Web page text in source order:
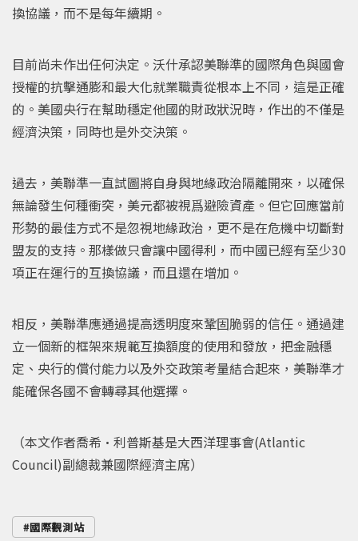
換協議，而不是每年續期。
目前尚未作出任何決定。沃什承認美聯準的國際角色與國會
授權的抗擊通膨和最大化就業職責從根本上不同，這是正確
的。美國央行在幫助穩定他國的財政狀況時，作出的不僅是
經濟決策，同時也是外交決策。
過去，美聯準一直試圖將自身與地緣政治隔離開來，以確保
無論發生何種衝突，美元都被視爲避險資產。但它回應當前
形勢的最佳方式不是忽視地緣政治，更不是在危機中切斷對
盟友的支持。那樣做只會讓中國得利，而中國已經有至少30
項正在運行的互換協議，而且還在增加。
相反，美聯準應通過提高透明度來鞏固脆弱的信任。通過建
立一個新的框架來規範互換額度的使用和發放，把金融穩
定、央行的償付能力以及外交政策考量結合起來，美聯準才
能確保各國不會轉尋其他選擇。
（本文作者喬希•利普斯基是大西洋理事會(Atlantic
Council)副總裁兼國際經濟主席）
國際觀測站